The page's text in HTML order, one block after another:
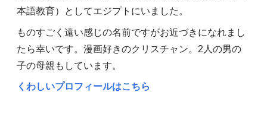
本語教育）としてエジプトにいました。
ものすごく遠い感じの名前ですがお近づきになれまし
たら幸いです。漫画好きのクリスチャン。2人の男の
子の母親もしています。
くわしいプロフィールはこちら